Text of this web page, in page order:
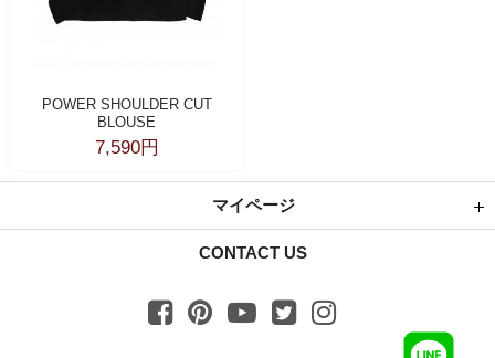
POWER SHOULDER CUT
BLOUSE
7,590円
マイページ
CONTACT US